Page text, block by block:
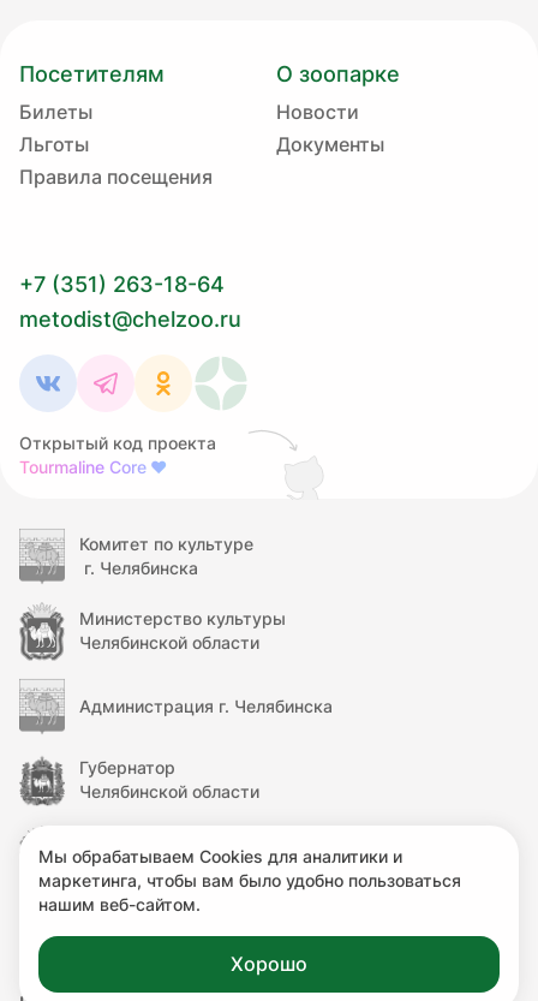
Посетителям
Билеты
Льготы
Правила посещения
О зоопарке
Новости
Документы
+7 (351) 263-18-64
metodist@chelzoo.ru
Открытый код проекта
Tourmaline Core ❤
Комитет по культуре
г. Челябинска
Министерство культуры
Челябинской области
Администрация г. Челябинска
Губернатор
Челябинской области
Челябинской области
Министерство культуры
Российской Федерации
Мы обрабатываем Cookies для аналитики и
маркетинга, чтобы вам было удобно пользоваться
нашим веб-сайтом.
Хорошо